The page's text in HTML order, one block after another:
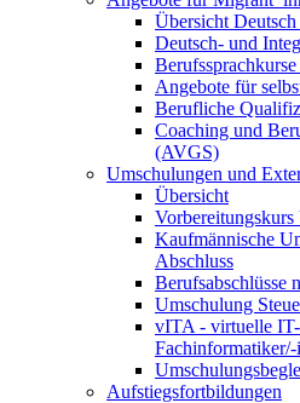
Übersicht
Deutsch- und
Angebote für
Berufliche
Coaching und
(AVGS)
Umschulungen und
Übersicht
Kaufmännische
Abschluss
Berufsabschlüsse
Umschulung
vITA - virtuelle
Aufstiegsfortbildungen